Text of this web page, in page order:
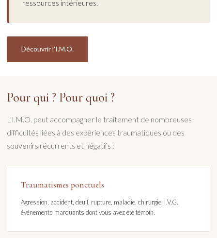
ressources intérieures.
Découvrir l'I.M.O.
Pour qui ? Pour quoi ?
L'I.M.O. peut accompagner le traitement de nombreuses
difficultés liées à des expériences traumatiques ou des
souvenirs récurrents et négatifs :
Traumatismes ponctuels
Agression, accident, deuil, rupture, maladie, chirurgie, I.V.G.,
événements marquants dont vous avez été témoin.